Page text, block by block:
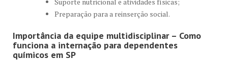
Preparação para a reinserção social.
Importância da equipe multidisciplinar – Como
funciona a internação para dependentes
químicos em SP